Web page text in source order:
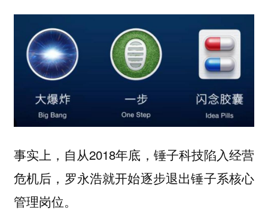
事实上，自从2018年底，锤子科技陷入经营
危机后，罗永浩就开始逐步退出锤子系核心
管理岗位。